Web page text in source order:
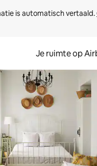
is automatisch vertaald.
Je ruimte op